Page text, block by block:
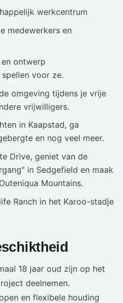
werkcentrum
medewerkers en
ontwerp
voor ze.
omgeving tijdens je vrije
vrijwilligers.
in Kaapstad, ga
en nog veel meer.
Drive, geniet van de
in Sedgefield en maak
Mountains.
Ranch in het Karoo-stadje
18 jaar oud zijn op het
deelnemen.
en flexibele houding